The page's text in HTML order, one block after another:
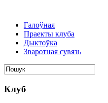
Галоўная
Праекты клуба
Дыктоўка
Зваротная сувязь
Клуб